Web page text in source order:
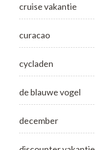
cruise vakantie
curacao
cycladen
de blauwe vogel
december